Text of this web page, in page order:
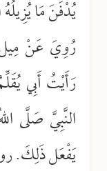
يُدْفَنَ مَا
رُوِيَ عَنْ
رَأَيْتُ أَبِي
النَّبِيَّ صَلَّى
يَفْعَل ذَلِكَ.